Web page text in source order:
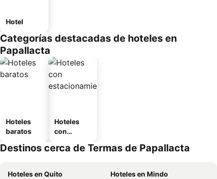
Hotel
Categorías destacadas de hoteles en
Papallacta
Hoteles
baratos
Hoteles
con
miento
Destinos cerca de Termas de Papallacta
Hoteles en Quito
Hoteles en Mindo